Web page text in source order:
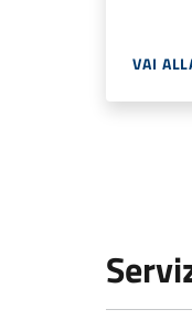
VAI